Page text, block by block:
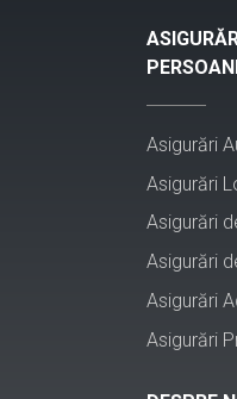
Asigurări
Asigurări
Asigurări
Asigurări
Asigurări
Asigurări